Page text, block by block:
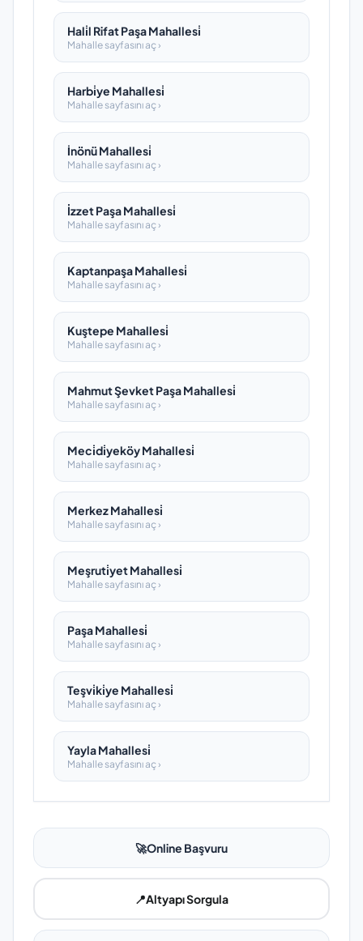
Hali̇l Rifat Paşa Mahallesi̇
Mahalle sayfasını aç ›
Harbi̇ye Mahallesi̇
Mahalle sayfasını aç ›
İnönü Mahallesi̇
Mahalle sayfasını aç ›
İzzet Paşa Mahallesi̇
Mahalle sayfasını aç ›
Kaptanpaşa Mahallesi̇
Mahalle sayfasını aç ›
Kuştepe Mahallesi̇
Mahalle sayfasını aç ›
Mahmut Şevket Paşa Mahallesi̇
Mahalle sayfasını aç ›
Meci̇di̇yeköy Mahallesi̇
Mahalle sayfasını aç ›
Merkez Mahallesi̇
Mahalle sayfasını aç ›
Meşruti̇yet Mahallesi̇
Mahalle sayfasını aç ›
Paşa Mahallesi̇
Mahalle sayfasını aç ›
Teşvi̇ki̇ye Mahallesi̇
Mahalle sayfasını aç ›
Yayla Mahallesi̇
Mahalle sayfasını aç ›
🚀Online Başvuru
📍Altyapı Sorgula